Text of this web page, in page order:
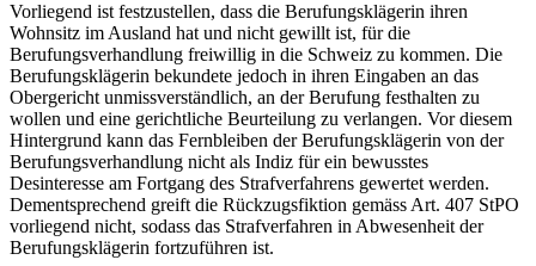
Vorliegend ist festzustellen, dass die Berufungsklägerin ihren
Wohnsitz im Ausland hat und nicht gewillt ist, für die
Berufungsverhandlung freiwillig in die Schweiz zu kommen. Die
Berufungsklägerin bekundete jedoch in ihren Eingaben an das
Obergericht unmissverständlich, an der Berufung festhalten zu
wollen und eine gerichtliche Beurteilung zu verlangen. Vor diesem
Hintergrund kann das Fernbleiben der Berufungsklägerin von der
Berufungsverhandlung nicht als Indiz für ein bewusstes
Desinteresse am Fortgang des Strafverfahrens gewertet werden.
Dementsprechend greift die Rückzugsfiktion gemäss Art. 407 StPO
vorliegend nicht, sodass das Strafverfahren in Abwesenheit der
Berufungsklägerin fortzuführen ist.